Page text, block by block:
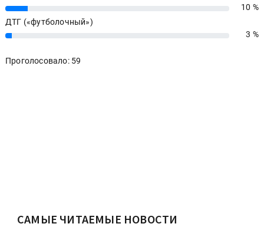
10%
10 %
ДТГ («футболочный»)
3% 3 %
Проголосовало: 59
САМЫЕ ЧИТАЕМЫЕ НОВОСТИ